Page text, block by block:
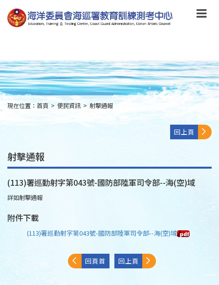
到
主
要
to
main
content
:::
現在位置： 首頁 > 便民資訊 > 射擊通報
回上頁
射擊通報
(113)署巡勤射字第043號-國防部陸軍司令部--海(空)域
詳如射擊通報
附件下載
(113)署巡勤射字第043號-國防部陸軍司令部--海(空)域
回頁首 回上頁